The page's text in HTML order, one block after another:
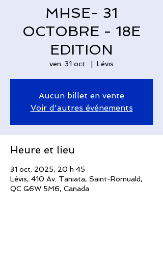
MHSE- 31
OCTOBRE - 18E
EDITION
ven. 31 oct. Lévis
Aucun billet en vente
Voir d'autres événements
Heure et lieu
31 oct. 2025, 20 h 45
Lévis, 410 Av. Taniata, Saint-Romuald,
QC G6W 5M6, Canada